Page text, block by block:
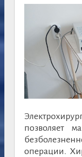
позволяет
операции.